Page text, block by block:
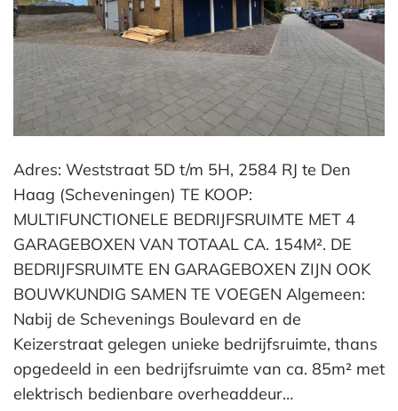
Adres: Weststraat 5D t/m 5H, 2584 RJ te Den
Haag (Scheveningen) TE KOOP:
MULTIFUNCTIONELE BEDRIJFSRUIMTE MET 4
GARAGEBOXEN VAN TOTAAL CA. 154M². DE
BEDRIJFSRUIMTE EN GARAGEBOXEN ZIJN OOK
BOUWKUNDIG SAMEN TE VOEGEN Algemeen:
Nabij de Schevenings Boulevard en de
Keizerstraat gelegen unieke bedrijfsruimte, thans
opgedeeld in een bedrijfsruimte van ca. 85m² met
elektrisch bedienbare overheaddeur…